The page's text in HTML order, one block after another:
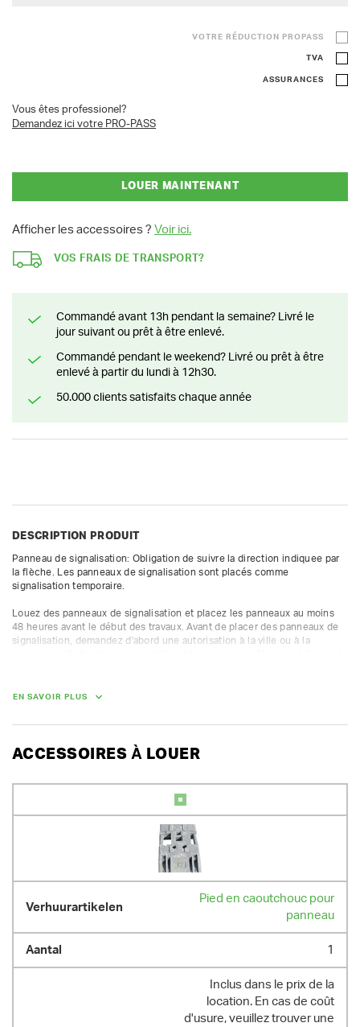
VOTRE RÉDUCTION PROPASS
TVA
ASSURANCES
Vous êtes professionel?
Demandez ici votre PRO-PASS
LOUER MAINTENANT
Afficher les accessoires ? Voir ici.
VOS FRAIS DE TRANSPORT?
Commandé avant 13h pendant la semaine? Livré le
jour suivant ou prêt à être enlevé.
Commandé pendant le weekend? Livré ou prêt à être
enlevé à partir du lundi à 12h30.
50.000 clients satisfaits chaque année
DESCRIPTION PRODUIT
Panneau de signalisation: Obligation de suivre la direction indiquee par
la flèche. Les panneaux de signalisation sont placés comme
signalisation temporaire.
Louez des panneaux de signalisation et placez les panneaux au moins
48 heures avant le début des travaux. Avant de placer des panneaux de
signalisation, demandez d'abord une autorisation à la ville ou à la
En cas de location d'un lot de 10 panneaux de signalisation ou de 5
Nous vous composons volontiers un lot sur mesure.
POIDS
13.00 kg
EN SAVOIR PLUS
ACCESSOIRES À LOUER
Pied en caoutchouc pour
panneau
1
Inclus dans le prix de la
location. En cas de coût
d'usure, veuillez trouver une